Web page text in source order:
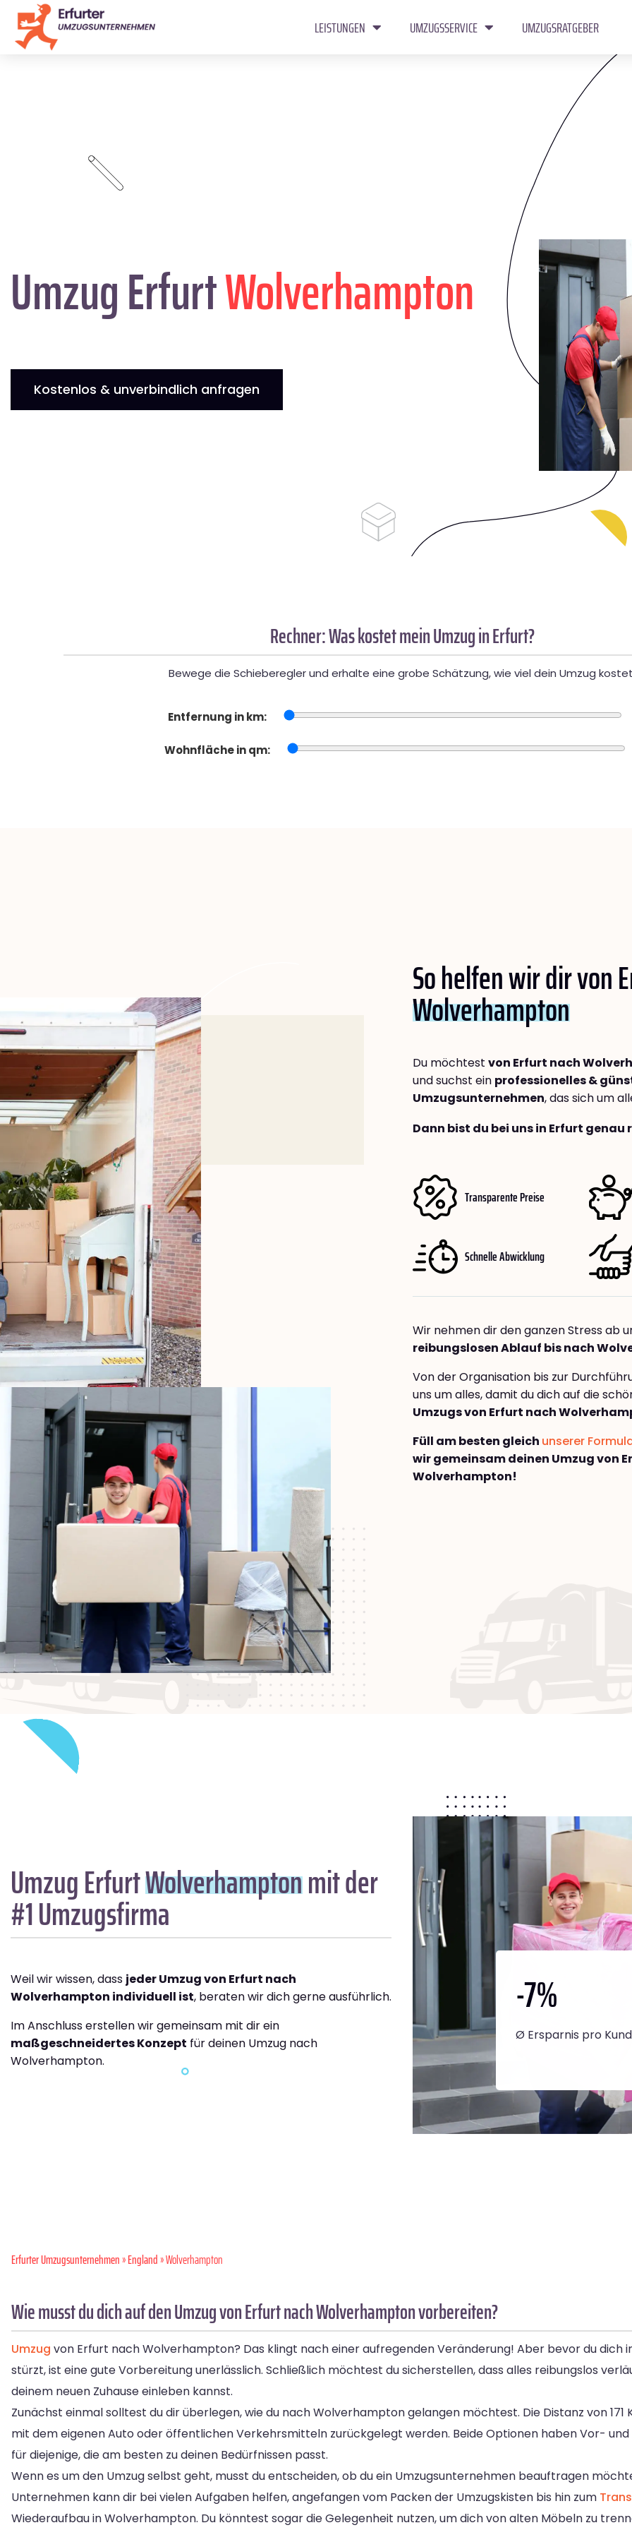
LEISTUNGEN UMZUGSSERVICE UMZUGSRATGEBER
Umzug ErfurtWolverhampton
Kostenlos & unverbindlich anfragen
Rechner: Was kostet mein Umzug in Erfurt?
Bewege die Schieberegler und erhalte eine grobe Schätzung, wie viel dein Umzug
Entfernung in km:
Wohnfläche in qm:
So helfen wir dir von
Wolverhampton
Du möchtest von Erfurt nach
und suchst ein professionelles &
Umzugsunternehmen, das sich um
Dann bist du bei uns in Erfurt
Transparente Preise
Schnelle Abwicklung
Wir nehmen dir den ganzen Stress ab
reibungslosen Ablauf bis nach
Von der Organisation bis zur
uns um alles, damit du dich auf die
Umzugs von Erfurt nach
Füll am besten gleich unserer
wir gemeinsam deinen Umzug von
Wolverhampton!
Umzug ErfurtWolverhamptonmit der
#1 Umzugsfirma
Weil wir wissen, dass jeder Umzug von Erfurt nach
Wolverhampton individuell ist, beraten wir dich gerne ausführlich.
Im Anschluss erstellen wir gemeinsam mit dir ein
maßgeschneidertes Konzept für deinen Umzug nach
Wolverhampton.
-7%
Ø Ersparnis pro
Erfurter Umzugsunternehmen»England» Wolverhampton
Wie musst du dich auf den Umzug von Erfurt nach Wolverhampton vorbereiten?
Umzug von Erfurt nach Wolverhampton? Das klingt nach einer aufregenden Veränderung! Aber bevor du dich
stürzt, ist eine gute Vorbereitung unerlässlich. Schließlich möchtest du sicherstellen, dass alles reibungslos
deinem neuen Zuhause einleben kannst.
Zunächst einmal solltest du dir überlegen, wie du nach Wolverhampton gelangen möchtest. Die Distanz von
mit dem eigenen Auto oder öffentlichen Verkehrsmitteln zurückgelegt werden. Beide Optionen haben Vor-
für diejenige, die am besten zu deinen Bedürfnissen passt.
Wenn es um den Umzug selbst geht, musst du entscheiden, ob du ein Umzugsunternehmen beauftragen
Unternehmen kann dir bei vielen Aufgaben helfen, angefangen vom Packen der Umzugskisten bis hin zum
Wiederaufbau in Wolverhampton. Du könntest sogar die Gelegenheit nutzen, um dich von alten Möbeln zu